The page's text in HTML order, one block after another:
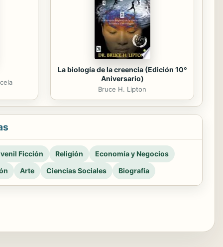
La biología de la creencia (Edición 10º
Aniversario)
Bruce H. Lipton
Ficción Religión
Economía y Negocios
Arte Ciencias Sociales Biografía